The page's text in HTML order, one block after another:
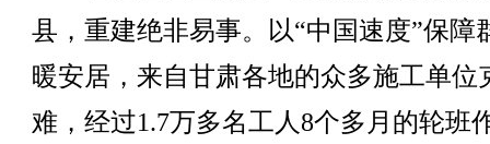
县，重建绝非易事。以“中国速度”保障
暖安居，来自甘肃各地的众多施工单位
难，经过1.7万多名工人8个多月的轮班